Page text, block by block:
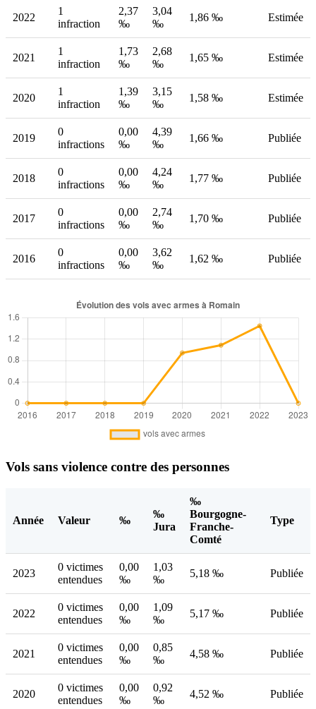
2022
1
infraction
2,37
‰
3,04
‰
1,86 ‰ Estimée
2021
1
infraction
1,73
‰
2,68
‰
1,65 ‰ Estimée
2020
1
infraction
1,39
‰
3,15
‰
1,58 ‰ Estimée
2019
0
infractions
0,00
‰
4,39
‰
1,66 ‰ Publiée
2018
0
infractions
0,00
‰
4,24
‰
1,77 ‰ Publiée
2017
0
infractions
0,00
‰
2,74
‰
1,70 ‰ Publiée
2016
0
infractions
0,00
‰
3,62
‰
1,62 ‰ Publiée
Vols sans violence contre des personnes
Année Valeur ‰
‰
Jura
‰
Bourgogne-
Franche-
Comté
Type
2023
0 victimes
entendues
0,00
‰
1,03
‰
5,18 ‰ Publiée
2022
0 victimes
entendues
0,00
‰
1,09
‰
5,17 ‰ Publiée
2021
0 victimes
entendues
0,00
‰
0,85
‰
4,58 ‰ Publiée
2020
0 victimes
entendues
0,00
‰
0,92
‰
4,52 ‰ Publiée